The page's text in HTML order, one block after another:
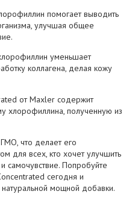
помогает выводить
улучшая общее
уменьшает
коллагена, делая кожу
от Maxler содержит
хлорофиллина, полученную из
что делает его
для всех, кто хочет улучшить
самочувствие. Попробуйте
сегодня и
мощной добавки.